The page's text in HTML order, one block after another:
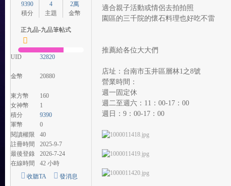
9390
積分
4
主題
2萬
金幣
正九品-九品筆帖式
UID 32820
金幣 20880
東方幣
160
女神幣
1
積分
9390
軍幣
0
閱讀權限
40
註冊時間
2025-9-7
最後登錄
2026-7-24
在線時間
42 小時
收聽TA
發消息
適合親子活動或情侶去拍拍照
園區的三千院的懷石料理也好吃不雷
推薦給各位大大們
店址：台南市玉井區層林1之8號
營業時間：
週一固定休
週二至週六：11：00-17：00
週日：9：00-17：00